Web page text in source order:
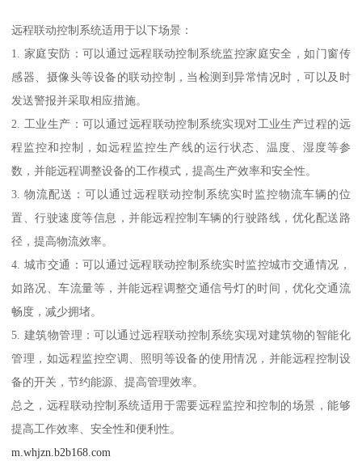
远程联动控制系统适用于以下场景：
1. 家庭安防：可以通过远程联动控制系统监控家庭安全，如门窗传
感器、摄像头等设备的联动控制，当检测到异常情况时，可以及时
发送警报并采取相应措施。
2. 工业生产：可以通过远程联动控制系统实现对工业生产过程的远
程监控和控制，如远程监控生产线的运行状态、温度、湿度等参
数，并能远程调整设备的工作模式，提高生产效率和安全性。
3. 物流配送：可以通过远程联动控制系统实时监控物流车辆的位
置、行驶速度等信息，并能远程控制车辆的行驶路线，优化配送路
径，提高物流效率。
4. 城市交通：可以通过远程联动控制系统实时监控城市交通情况，
如路况、车流量等，并能远程调整交通信号灯的时间，优化交通流
畅度，减少拥堵。
5. 建筑物管理：可以通过远程联动控制系统实现对建筑物的智能化
管理，如远程监控空调、照明等设备的使用情况，并能远程控制设
备的开关，节约能源、提高管理效率。
总之，远程联动控制系统适用于需要远程监控和控制的场景，能够
提高工作效率、安全性和便利性。
m.whjzn.b2b168.com